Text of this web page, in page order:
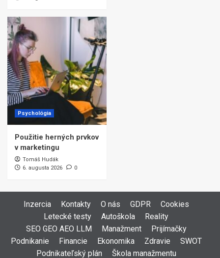
Psychológia
Použitie herných prvkov
v marketingu
Tomáš Hudák
6. augusta 2026
0
Inzercia Kontakty O nás GDPR
Cookies
Letecké testy
Autoškola
Reality
SEO GEO AEO LLM
Manažment
Prijímačky
Podnikanie
Financie Ekonomika Zdravie
SWOT
Podnikateľský plán
Škola manažmentu